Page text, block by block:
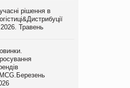
рішення в
Травень